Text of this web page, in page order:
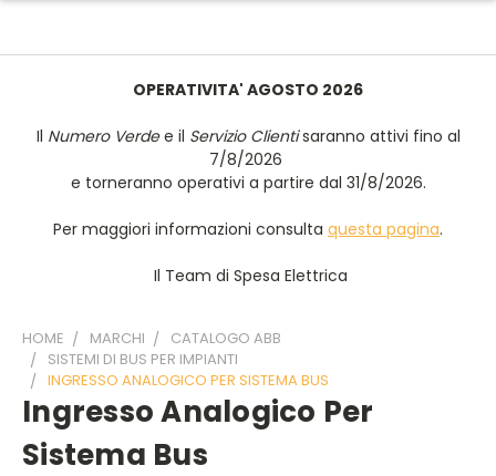
OPERATIVITA' AGOSTO 2026
Il Numero Verdee il Servizio Clientisaranno attivi fino al
7/8/2026
e torneranno operativi a partire dal 31/8/2026.
Per maggiori informazioni consulta questa pagina.
Il Team di Spesa Elettrica
HOME MARCHI
CATALOGO ABB
SISTEMI DI BUS PER IMPIANTI
INGRESSO ANALOGICO PER SISTEMA BUS
Ingresso Analogico Per
Sistema Bus